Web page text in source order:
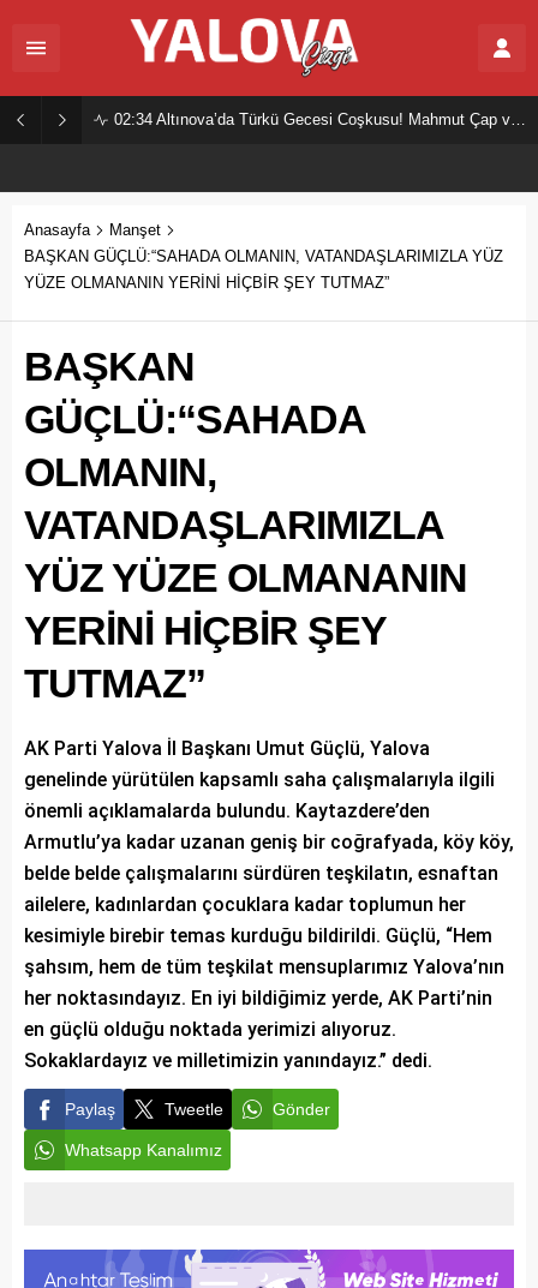
02:34 Altınova’da Türkü Gecesi Coşkusu! Mahmut Çap ve Ekibi Vatandaşları Buluşturdu
Anasayfa
Manşet
BAŞKAN GÜÇLÜ:“SAHADA OLMANIN, VATANDAŞLARIMIZLA YÜZ
YÜZE OLMANANIN YERİNİ HİÇBİR ŞEY TUTMAZ”
BAŞKAN
GÜÇLÜ:“SAHADA
OLMANIN,
VATANDAŞLARIMIZLA
YÜZ YÜZE OLMANANIN
YERİNİ HİÇBİR ŞEY
TUTMAZ”
AK Parti Yalova İl Başkanı Umut Güçlü, Yalova
genelinde yürütülen kapsamlı saha çalışmalarıyla ilgili
önemli açıklamalarda bulundu. Kaytazdere’den
Armutlu’ya kadar uzanan geniş bir coğrafyada, köy köy,
belde belde çalışmalarını sürdüren teşkilatın, esnaftan
ailelere, kadınlardan çocuklara kadar toplumun her
kesimiyle birebir temas kurduğu bildirildi. Güçlü, “Hem
şahsım, hem de tüm teşkilat mensuplarımız Yalova’nın
her noktasındayız. En iyi bildiğimiz yerde, AK Parti’nin
en güçlü olduğu noktada yerimizi alıyoruz.
Sokaklardayız ve milletimizin yanındayız.” dedi.
Paylaş Tweetle Gönder
Whatsapp Kanalımız